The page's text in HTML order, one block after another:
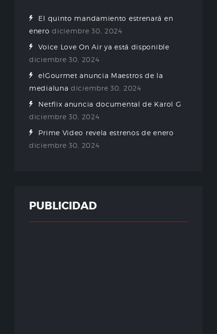
El quinto mandamiento estrenará en
enero diciembre 30, 2024
Voice Love On Air ya está disponible
diciembre 30, 2024
elGourmet anuncia Maestros de la
medialuna diciembre 30, 2024
Netflix anuncia documental de Karol G
diciembre 30, 2024
Prime Video revela estrenos de enero
diciembre 30, 2024
PUBLICIDAD